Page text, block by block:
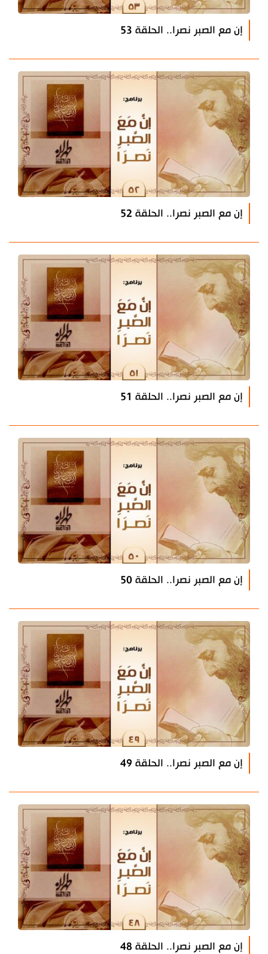
إن مع الصبر نصرا.. الحلقة 53
إن مع الصبر نصرا.. الحلقة 52
إن مع الصبر نصرا.. الحلقة 51
إن مع الصبر نصرا.. الحلقة 50
إن مع الصبر نصرا.. الحلقة 49
إن مع الصبر نصرا.. الحلقة 48